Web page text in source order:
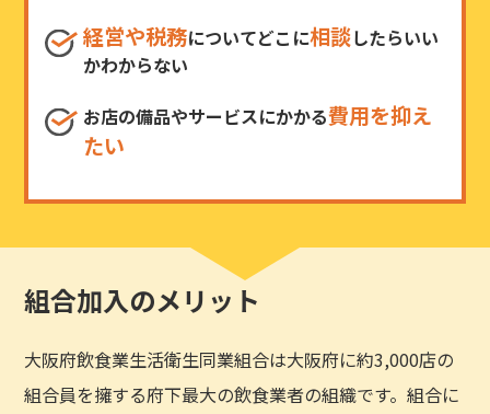
経営や税務についてどこに相談したらいい
かわからない
お店の備品やサービスにかかる費用を抑え
たい
組合加入のメリット
大阪府飲食業生活衛生同業組合は大阪府に約3,000店の
組合員を擁する府下最大の飲食業者の組織です。組合に